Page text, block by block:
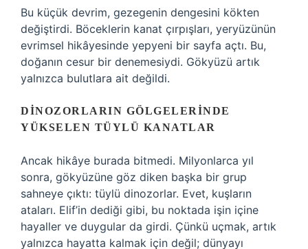
Bu küçük devrim, gezegenin dengesini kökten
değiştirdi. Böceklerin kanat çırpışları, yeryüzünün
evrimsel hikâyesinde yepyeni bir sayfa açtı. Bu,
doğanın cesur bir denemesiydi. Gökyüzü artık
yalnızca bulutlara ait değildi.
DINOZORLARIN GÖLGELERINDE
YÜKSELEN TÜYLÜ KANATLAR
Ancak hikâye burada bitmedi. Milyonlarca yıl
sonra, gökyüzüne göz diken başka bir grup
sahneye çıktı: tüylü dinozorlar. Evet, kuşların
ataları. Elif’in dediği gibi, bu noktada işin içine
hayaller ve duygular da girdi. Çünkü uçmak, artık
yalnızca hayatta kalmak için değil; dünyayı